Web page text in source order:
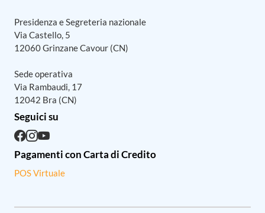
Presidenza e Segreteria nazionale
Via Castello, 5
12060 Grinzane Cavour (CN)
Sede operativa
Via Rambaudi, 17
12042 Bra (CN)
Seguici su
Pagamenti con Carta di Credito
POS Virtuale